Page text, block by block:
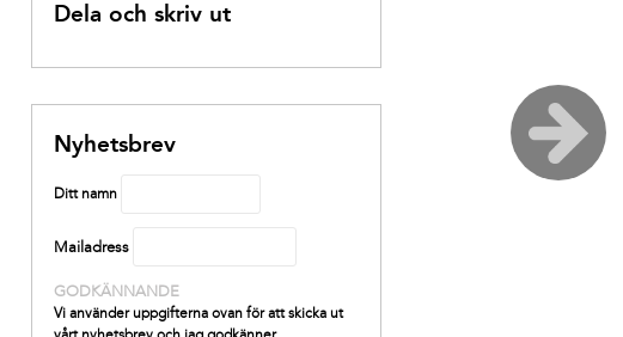
Dela och skriv ut
Nyhetsbrev
Ditt namn
Mailadress
GODKÄNNANDE
Vi använder uppgifterna ovan för att skicka ut